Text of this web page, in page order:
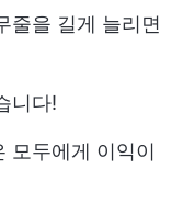
줄을 길게 늘리면
니다!
모두에게 이익이